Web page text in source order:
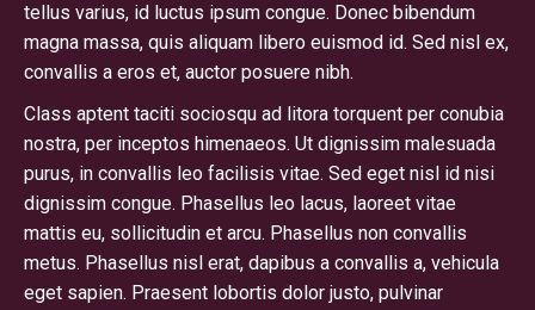
tellus varius, id luctus ipsum congue. Donec bibendum
magna massa, quis aliquam libero euismod id. Sed nisl ex,
convallis a eros et, auctor posuere nibh.
Class aptent taciti sociosqu ad litora torquent per conubia
nostra, per inceptos himenaeos. Ut dignissim malesuada
purus, in convallis leo facilisis vitae. Sed eget nisl id nisi
dignissim congue. Phasellus leo lacus, laoreet vitae
mattis eu, sollicitudin et arcu. Phasellus non convallis
metus. Phasellus nisl erat, dapibus a convallis a, vehicula
eget sapien. Praesent lobortis dolor justo, pulvinar